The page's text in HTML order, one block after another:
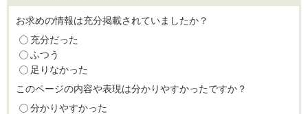
お求めの情報は充分掲載されていましたか？
充分だった
ふつう
足りなかった
このページの内容や表現は分かりやすかったですか？
分かりやすかった